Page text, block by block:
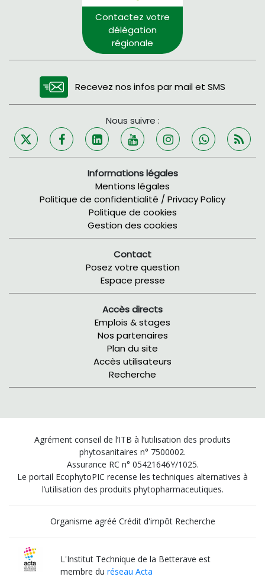
Contactez votre
délégation
régionale
Recevez nos infos par mail et SMS
Nous suivre :
Informations légales
Mentions légales
Politique de confidentialité / Privacy Policy
Politique de cookies
Gestion des cookies
Contact
Posez votre question
Espace presse
Accès directs
Emplois & stages
Nos partenaires
Plan du site
Accès utilisateurs
Recherche
Agrément conseil de l’ITB à l’utilisation des produits
phytosanitaires n° 7500002.
Assurance RC n° 05421646Y/1025.
Le portail EcophytoPIC recense les techniques alternatives à
l’utilisation des produits phytopharmaceutiques.
Organisme agréé Crédit d'impôt Recherche
L'Institut Technique de la Betterave est
membre duréseau Acta